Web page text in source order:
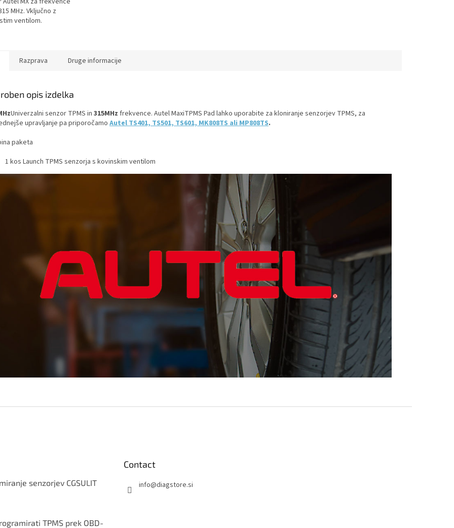
MHz. Vključno z
ventilom.
Razprava Druge informacije
opis izdelka
Univerzalni senzor TPMS in 315MHz frekvence. Autel MaxiTPMS Pad lahko uporabite za kloniranje senzorjev TPMS, za
upravljanje pa priporočamo Autel TS401, TS501, TS601, MK808TS ali MP808TS.
paketa
1 kos Launch TPMS senzorja s kovinskim ventilom
senzorjev CGSULIT
TPMS prek OBD-
Contact
info@diagstore.si